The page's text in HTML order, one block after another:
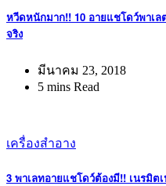
หวีดหนักมาก!! 10 อายแชโดว์พาเ
จริง
มีนาคม 23, 2018
5 mins Read
เครื่องสำอาง
3 พาเลทอายแชโดว์ต้องมี!! เนรมิต